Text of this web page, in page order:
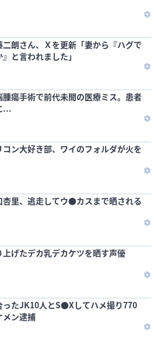
二朗さん、Ｘを更新「妻から『ハグで
と言われました」
瘍手術で前代未聞の医療ミス。患者
...
コン大好き部、ワイのフォルダが火を
杏里、逃走してウ●カスまで晒される
上げたデカ乳デカケツを晒す声優
ったJK10人とS●Xしてハメ撮り770
メン逮捕